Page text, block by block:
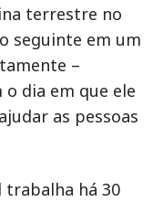
terrestre no
seguinte em um
–
dia em que ele
as pessoas
há 30